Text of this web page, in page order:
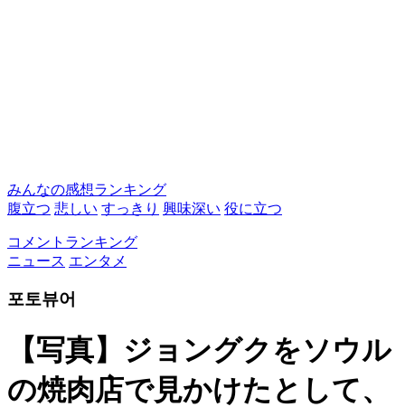
みんなの感想ランキング
腹立つ 悲しい すっきり 興味深い 役に立つ
コメントランキング
ニュース エンタメ
포토뷰어
【写真】ジョングクをソウル
の焼肉店で見かけたとして、